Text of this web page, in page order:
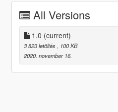
All Versions
1.0 (current)
3 823 letöltés
, 100 KB
2020. november 16.